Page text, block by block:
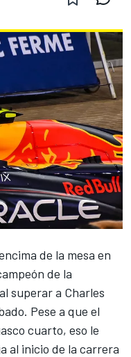
de la mesa en
de la
al superar a Charles
Pese a que el
cuarto, eso le
al inicio de la carrera